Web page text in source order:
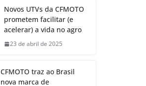
Novos UTVs da CFMOTO
prometem facilitar (e
acelerar) a vida no agro
23 de abril de 2025
CFMOTO traz ao Brasil
nova marca de